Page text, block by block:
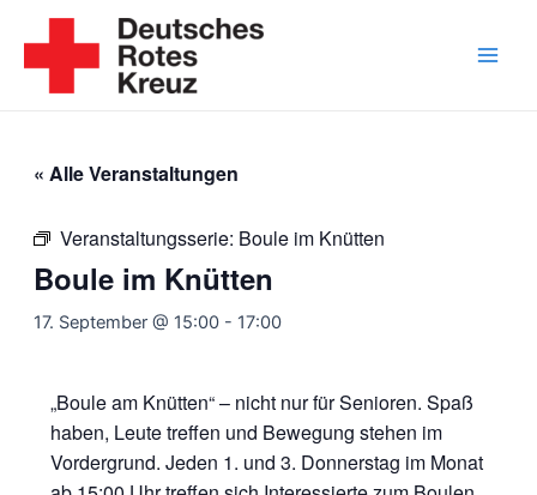
Inhalt
springen
« Alle Veranstaltungen
Veranstaltungsserie: Boule im Knütten
Boule im Knütten
17. September @ 15:00- 17:00
„Boule am Knütten“ – nicht nur für Senioren. Spaß
haben, Leute treffen und Bewegung stehen im
Vordergrund. Jeden 1. und 3. Donnerstag im Monat